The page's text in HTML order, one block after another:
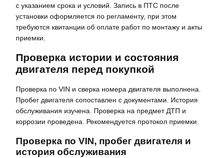
с указанием срока и условий. Запись в ПТС после
установки оформляется по регламенту, при этом
требуются квитанции об оплате работ по монтажу и акты
приемки.
Проверка истории и состояния
двигателя перед покупкой
Проверка по VIN и сверка номера двигателя выполнена.
Пробег двигателя сопоставлен с документами. История
обслуживания изучена. Проверка на предмет ДТП и
коррозии проведена. Рекомендуется протокол приемки.
Проверка по VIN, пробег двигателя и
история обслуживания